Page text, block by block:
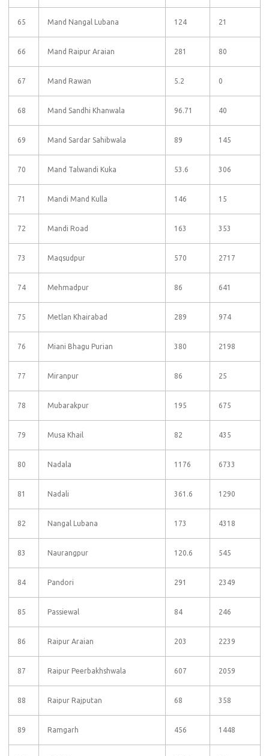
65 Mand Nangal Lubana 124 21
66 Mand Raipur Araian 281 80
67 Mand Rawan 5.2 0
68 Mand Sandhi Khanwala 96.71 40
69 Mand Sardar Sahibwala 89 145
70 Mand Talwandi Kuka 53.6 306
71 Mandi Mand Kulla 146 15
72 Mandi Road 163 353
73 Maqsudpur 570 2717
74 Mehmadpur 86 641
75 Metlan Khairabad 289 974
76 Miani Bhagu Purian 380 2198
77 Miranpur 86 25
78 Mubarakpur 195 675
79 Musa Khail 82 435
80 Nadala 1176 6733
81 Nadali 361.6 1290
82 Nangal Lubana 173 4318
83 Naurangpur 120.6 545
84 Pandori 291 2349
85 Passiewal 84 246
86 Raipur Araian 203 2239
87 Raipur Peerbakhshwala 607 2059
88 Raipur Rajputan 68 358
89 Ramgarh 456 1448